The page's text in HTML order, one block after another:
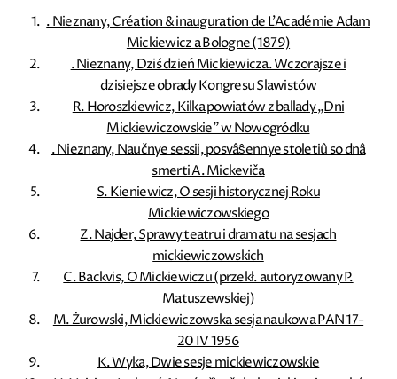
. Nieznany, Création & inauguration de L'Académie Adam
Mickiewicz a Bologne (1879)
. Nieznany, Dziś dzień Mickiewicza. Wczorajsze i
dzisiejsze obrady Kongresu Slawistów
R. Horoszkiewicz, Kilka powiatów z ballady „Dni
Mickiewiczowskie” w Nowogródku
. Nieznany, Naučnye sessii, posvâŝennye stoletiû so dnâ
smerti A. Mickeviča
S. Kieniewicz, O sesji historycznej Roku
Mickiewiczowskiego
Z. Najder, Sprawy teatru i dramatu na sesjach
mickiewiczowskich
C. Backvis, O Mickiewiczu (przekł. autoryzowany P.
Matuszewskiej)
M. Żurowski, Mickiewiczowska sesja naukowa PAN 17-
20 IV 1956
K. Wyka, Dwie sesje mickiewiczowskie